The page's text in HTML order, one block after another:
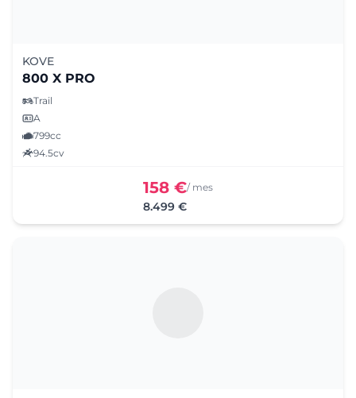
KOVE
800 X PRO
Trail
A
799cc
94.5cv
158 €/ mes
8.499 €